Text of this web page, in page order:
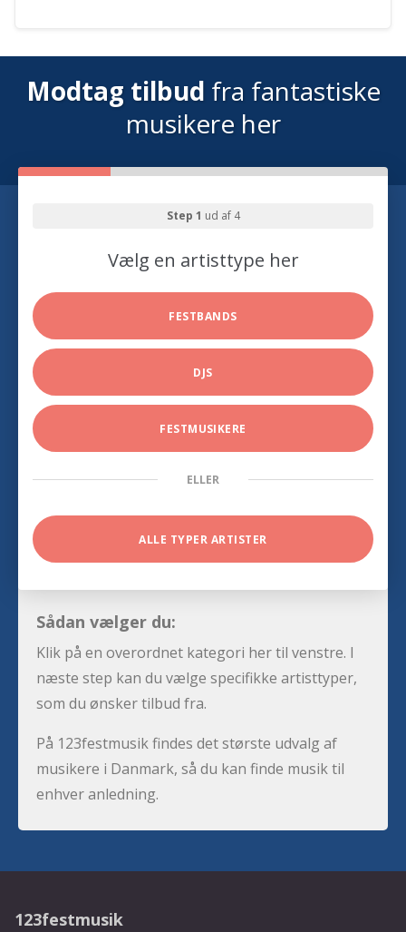
Modtag tilbud fra fantastiske
musikere her
Step 1 ud af 4
Vælg en artisttype her
FESTBANDS
DJS
FESTMUSIKERE
ELLER
ALLE TYPER ARTISTER
Sådan vælger du:
Klik på en overordnet kategori her til venstre. I
næste step kan du vælge specifikke artisttyper,
som du ønsker tilbud fra.
På 123festmusik findes det største udvalg af
musikere i Danmark, så du kan finde musik til
enhver anledning.
123festmusik